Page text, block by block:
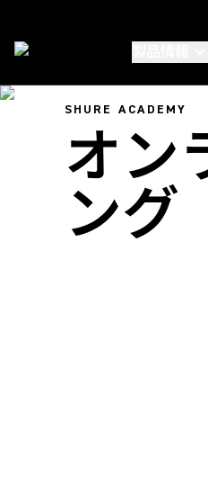
SHURE ACADEMY
オン
ング